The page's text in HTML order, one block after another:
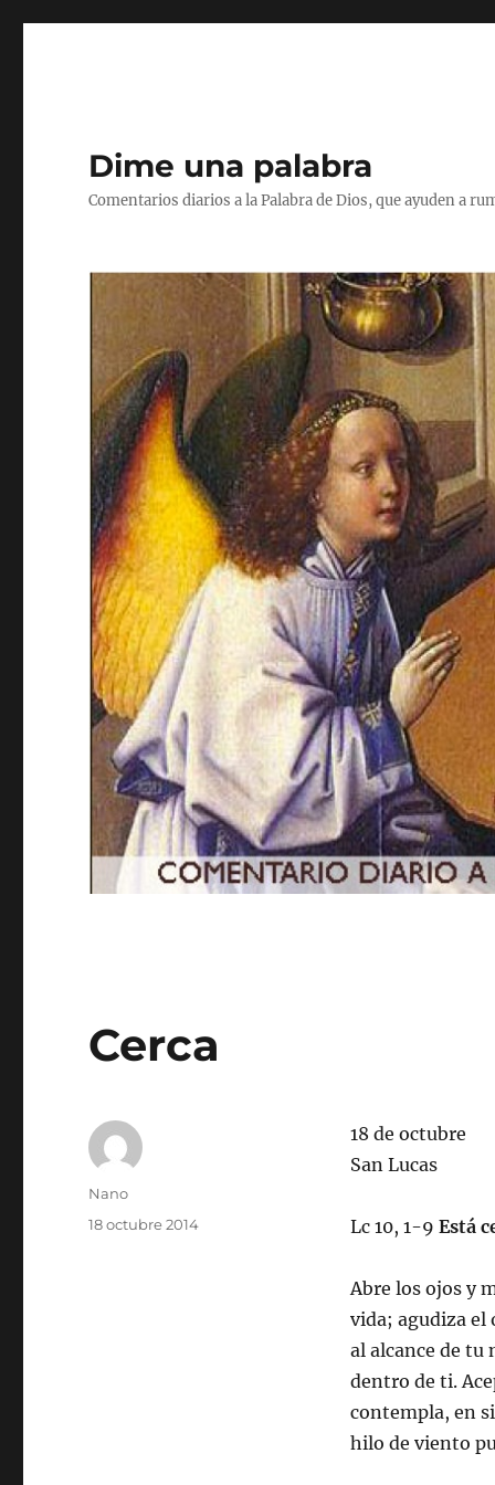
Dime una palabra
Comentarios diarios a la Palabra de Dios, que ayuden a
Cerca
18 de octubre
San Lucas
Lc 10, 1-9 Está
Abre los ojos y
vida; agudiza el
al alcance de tu
dentro de ti.
contempla, en
hilo de viento
Autor
Nano
Publicado
18 octubre 2014